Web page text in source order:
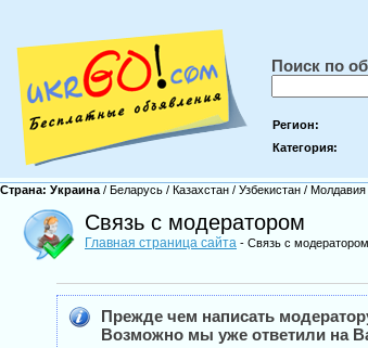
Поиск по
Регион:
Категория:
Страна: Украина / Беларусь / Казахстан / Узбекистан / Молдавия
Связь с модератором
Главная страница сайта - Связь с модератором
Прежде чем написать
Возможно мы уже ответили на